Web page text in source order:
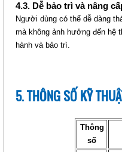
Mã sản
4.3. Dễ bảo trì và nâng
Người dùng có thể dễ dàng
mà không ảnh hưởng đến hệ
hành và bảo trì.
5. THÔNG SỐ KỸ
Thông
số